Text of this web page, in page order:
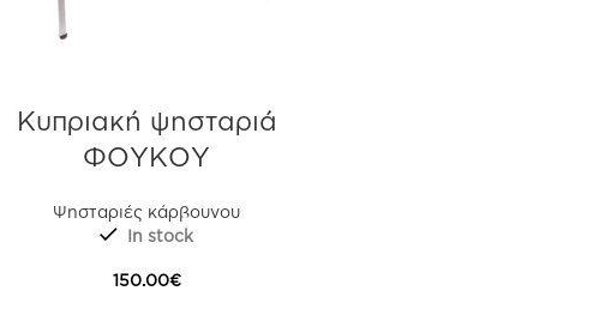
Κυπριακή ψησταριά
ΦΟΥΚΟΥ
Ψησταριές κάρβουνου
In stock
150.00€